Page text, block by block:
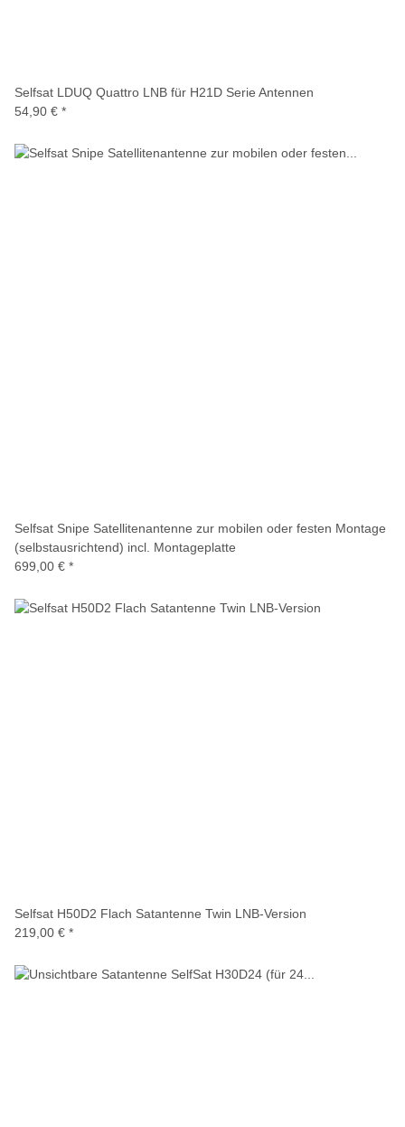
Selfsat LDUQ Quattro LNB für H21D Serie Antennen
54,90 € *
Selfsat Snipe Satellitenantenne zur mobilen oder festen Montage
(selbstausrichtend) incl. Montageplatte
699,00 € *
Selfsat H50D2 Flach Satantenne Twin LNB-Version
219,00 € *